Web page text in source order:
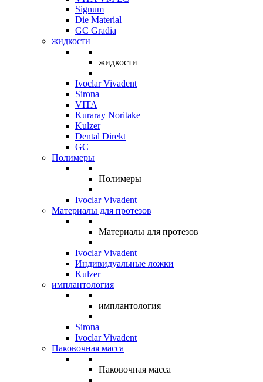
Signum
Die Material
GC Gradia
жидкости
жидкости
Ivoclar Vivadent
Sirona
VITA
Kuraray Noritake
Kulzer
Dental Direkt
GC
Полимеры
Полимеры
Ivoclar Vivadent
Материалы для протезов
Материалы для протезов
Ivoclar Vivadent
Индивидуальные ложки
Kulzer
имплантология
имплантология
Sirona
Ivoclar Vivadent
Паковочная масса
Паковочная масса